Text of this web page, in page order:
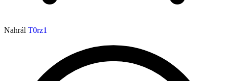
Nahrál T0rz1